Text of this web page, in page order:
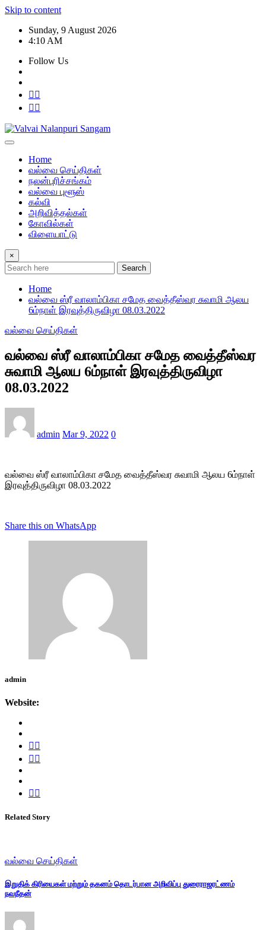
Skip to content
Sunday, 9 August 2026
4:10 AM
Follow Us
Home
வல்வை செய்திகள்
நலன்புரிச்சங்கம்
வல்வை புளூஸ்
கல்வி
அறிவித்தல்கள்
கோவில்கள்
விளையாட்டு
×
Search
Home
வல்வை ஸ்ரீ வாலாம்பிகா சமேத வைத்தீஸ்வர சுவாமி ஆலய
6ம்நாள் இரவுத்திருவிழா 08.03.2022
வல்வை செய்திகள்
வல்வை ஸ்ரீ வாலாம்பிகா சமேத வைத்தீஸ்வர
சுவாமி ஆலய 6ம்நாள் இரவுத்திருவிழா
08.03.2022
admin Mar 9, 2022 0
வல்வை ஸ்ரீ வாலாம்பிகா சமேத வைத்தீஸ்வர சுவாமி ஆலய 6ம்நாள்
இரவுத்திருவிழா 08.03.2022
Share this on WhatsApp
admin
Website:
Related Story
வல்வை செய்திகள்
இறுதிக் கிரியைகள் மற்றும் தகனம் தொடர்பான அறிவிப்பு துரைராஜரட்ணம்
நவநீதன்